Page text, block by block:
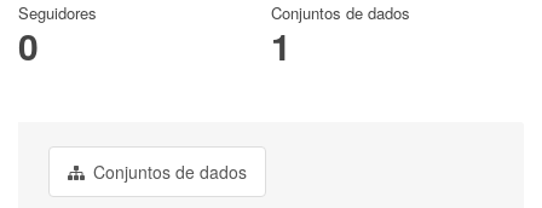
Seguidores
0
Conjuntos de dados
1
Conjuntos de dados